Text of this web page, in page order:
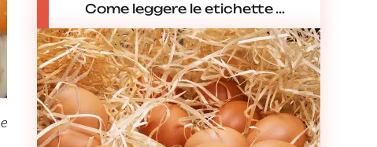
e
Come leggere le etichette ...